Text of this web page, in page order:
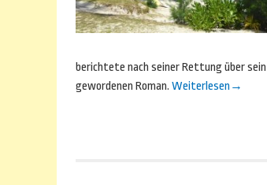
berichtete nach seiner Rettung über
gewordenen Roman. Weiterlesen →